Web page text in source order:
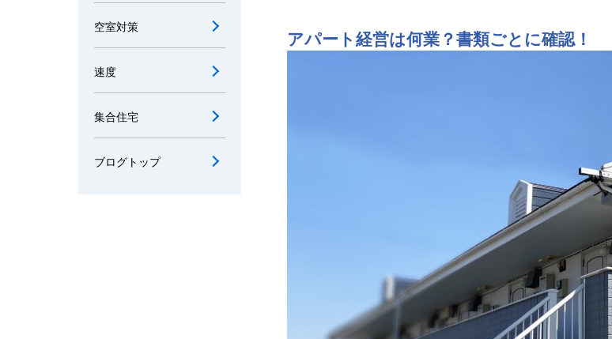
アパート経営は何業？書類ごとに確認！
空室対策
速度
集合住宅
ブログトップ